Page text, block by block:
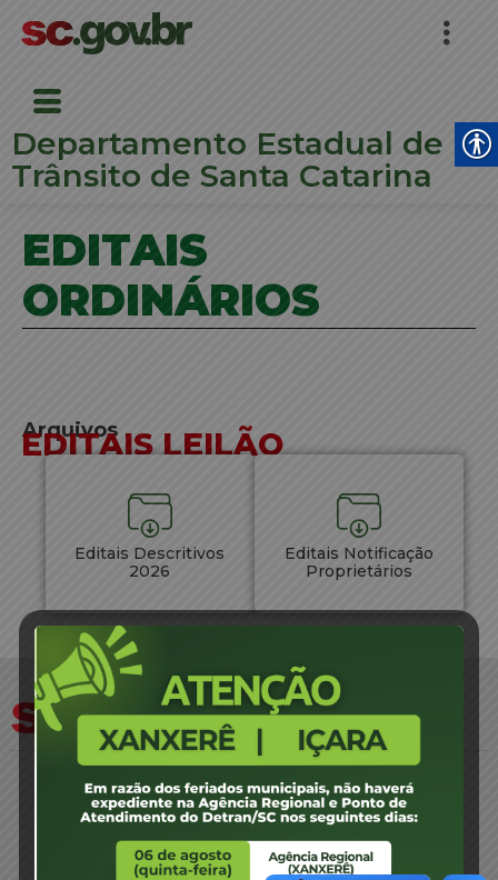
Departamento Estadual de
Trânsito de Santa Catarina
EDITAIS
ORDINÁRIOS
Arquivos
EDITAIS LEILÃO
Editais Descritivos
2026
Editais Notificação
Proprietários